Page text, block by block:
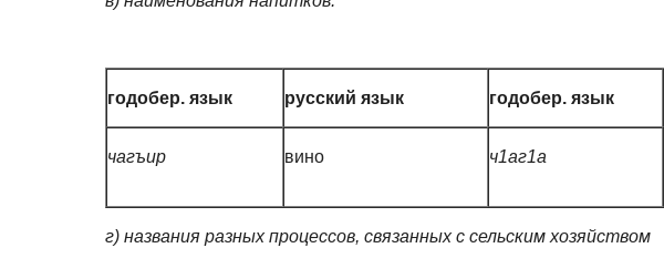
годобер. язык русский язык годобер. язык
чагъир вино ч1аг1а
г) названия разных процессов, связанных с сельским хозяйством